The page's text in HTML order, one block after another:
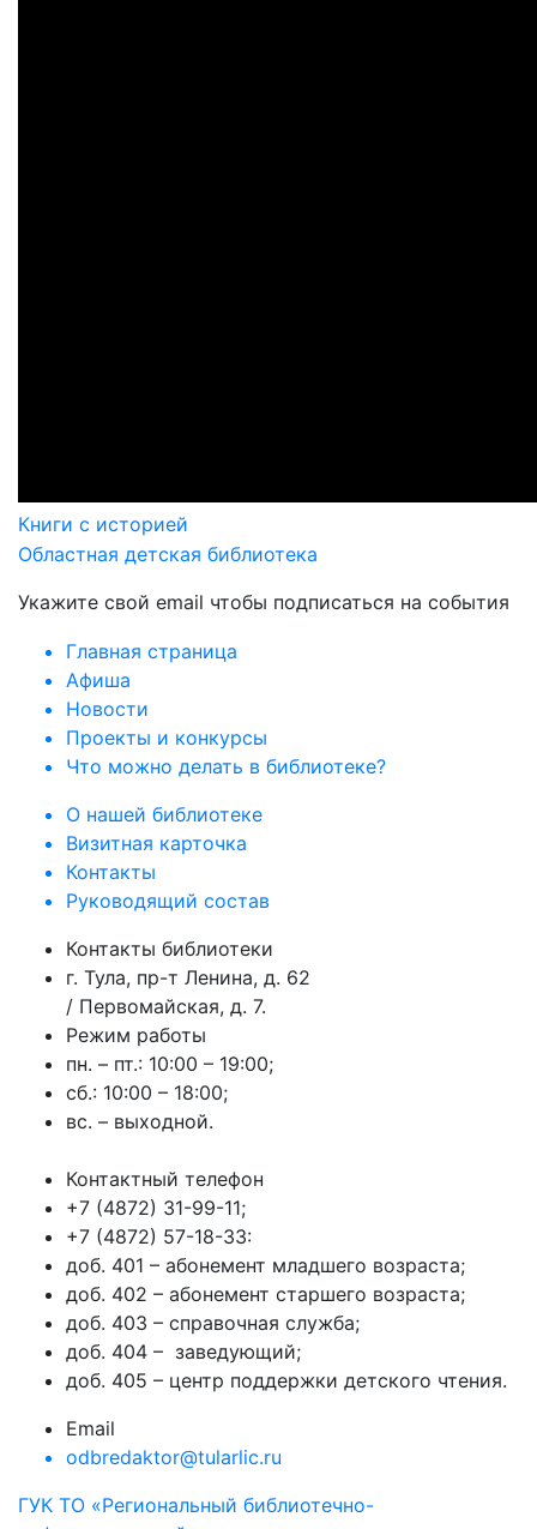
Книги с историей
Областная детская библиотека
Укажите свой email чтобы подписаться на события
Главная страница
Афиша
Новости
Проекты и конкурсы
Что можно делать в библиотеке?
О нашей библиотеке
Визитная карточка
Контакты
Руководящий состав
Контакты библиотеки
г. Тула, пр-т Ленина, д. 62
/ Первомайская, д. 7.
Режим работы
пн. – пт.: 10:00 – 19:00;
сб.: 10:00 – 18:00;
вс. – выходной.
Контактный телефон
+7 (4872) 31-99-11;
+7 (4872) 57-18-33:
доб. 401 – абонемент младшего возраста;
доб. 402 – абонемент старшего возраста;
доб. 403 – справочная служба;
доб. 404 – заведующий;
доб. 405 – центр поддержки детского чтения.
Email
odbredaktor@tularlic.ru
ГУК ТО «Региональный библиотечно-